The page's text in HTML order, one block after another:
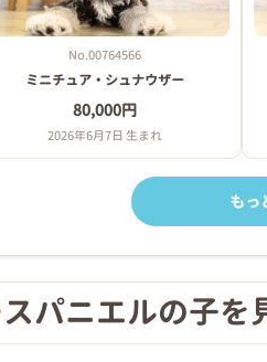
No.00764566
ミニチュア・シュナウザー
80,000円
2026年6月7日 生まれ
もっ
パニエルの子を